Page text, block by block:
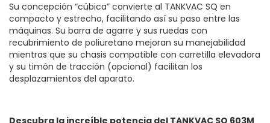
Su concepción “cúbica” convierte al TANKVAC SQ en
compacto y estrecho, facilitando así su paso entre las
máquinas. Su barra de agarre y sus ruedas con
recubrimiento de poliuretano mejoran su manejabilidad
mientras que su chasis compatible con carretilla elevadora
y su timón de tracción (opcional) facilitan los
desplazamientos del aparato.
Descubra la increíble potencia del TANKVAC SQ 603M